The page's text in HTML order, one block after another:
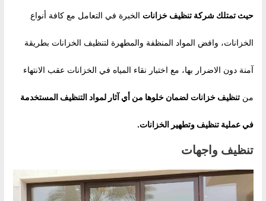
حيث تمتلك شركةتنظيف خزانات الخبرة في التعامل مع كافة أنواع
الخزانات، وافض المواد المنظفة والمطهرة لتنظيف الخزانات بطريقة
آمنة دون الاضرار بها، مع اختبار نقاء المياه في الخزانات عقب الانتهاء
منتنظيف خزانات لضمان خلوها من أي آثار لمواد التنظيف المستخدمة
في عملية تنظيف وتطهير الخزانات.
تنظيف واجهات